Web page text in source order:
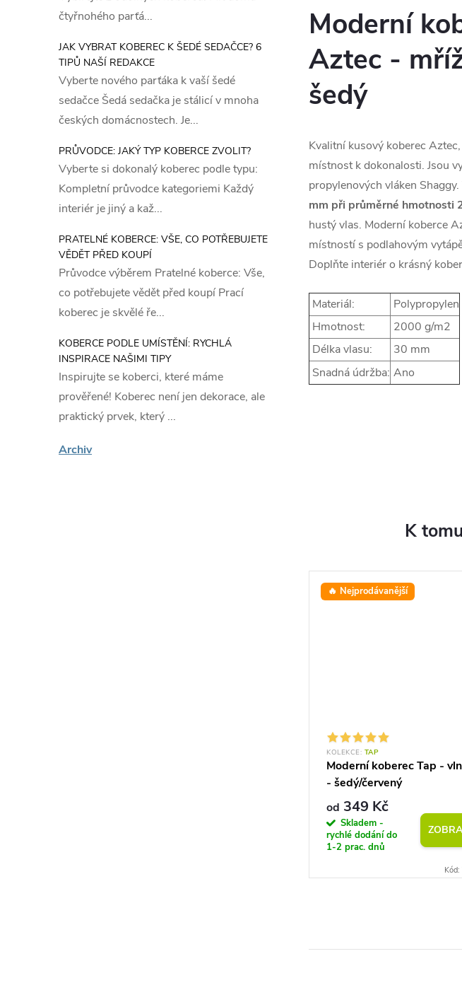
čtyřnohého parťá...
JAK VYBRAT KOBEREC K ŠEDÉ SEDAČCE? 6
TIPŮ NAŠÍ REDAKCE
Vyberte nového parťáka k vaší šedé
sedačce Šedá sedačka je stálicí v mnoha
českých domácnostech. Je...
PRŮVODCE: JAKÝ TYP KOBERCE ZVOLIT?
Vyberte si dokonalý koberec podle typu:
Kompletní průvodce kategoriemi Každý
interiér je jiný a kaž...
PRATELNÉ KOBERCE: VŠE, CO POTŘEBUJETE
VĚDĚT PŘED KOUPÍ
Průvodce výběrem Pratelné koberce: Vše,
co potřebujete vědět před koupí Prací
koberec je skvělé ře...
KOBERCE PODLE UMÍSTĚNÍ: RYCHLÁ
INSPIRACE NAŠIMI TIPY
Inspirujte se koberci, které máme
prověřené! Koberec není jen dekorace, ale
praktický prvek, který ...
Archiv
Moderní
Aztec -
šedý
Kvalitní kusový koberec
místnost k dokonalosti. Jsou
propylenových vláken Shaggy.
mm při průměrné hmotnosti
hustý vlas. Moderní koberce
místností s podlahovým
Doplňte interiér o krásný
Materiál:
Polypropylen
Hmotnost:
2000 g/m2
Délka vlasu:
30 mm
Snadná údržba: Ano
K
🔥 Nejprodávanější
KOLEKCE: TAP
Moderní koberec Tap -
- šedý/červený
od 349 Kč
Skladem -
rychlé dodání do
1-2 prac. dnů
Kód: